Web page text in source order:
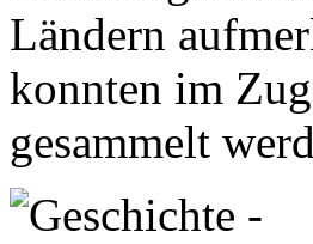
Ländern
konnten im
gesammelt